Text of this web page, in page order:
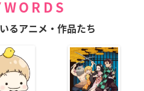
るアニメ・作品たち